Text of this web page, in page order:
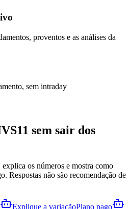
proventos e as análises da
sem intraday
sem sair dos
os números e mostra como
Respostas não são recomendação de
Explique a variaçãoPlano pago